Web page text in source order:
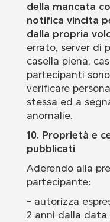
della mancata
notifica vincita
dalla propria
errato, server di
casella piena,
partecipanti
verificare
stessa ed a
anomalie.
10. Proprietà e
pubblicati
Aderendo alla
partecipante:
- autorizza
2 anni dalla